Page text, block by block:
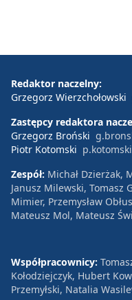
Redaktor naczelny:
Grzegorz Wierzchołowski
Zastępcy redaktora
Grzegorz Broński
Piotr Kotomski
Zespół: Michał Dzierżak,
Janusz Milewski, Tomasz
Mimier, Przemysław
Mateusz Mol, Mateusz
Współpracownicy:
Kołodziejczyk, Hubert
Przemyłski, Natalia